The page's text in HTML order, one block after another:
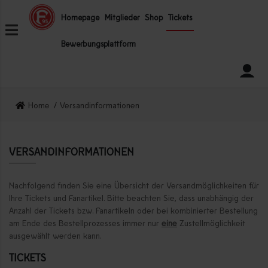
ZUM INHALT SPRINGEN
Homepage Mitglieder Shop Tickets
Bewerbungsplattform
Home Versandinformationen
VERSANDINFORMATIONEN
Nachfolgend finden Sie eine Übersicht der Versandmöglichkeiten für
Ihre Tickets und Fanartikel. Bitte beachten Sie, dass unabhängig der
Anzahl der Tickets bzw. Fanartikeln oder bei kombinierter Bestellung
am Ende des Bestellprozesses immer nur eine Zustellmöglichkeit
ausgewählt werden kann.
TICKETS